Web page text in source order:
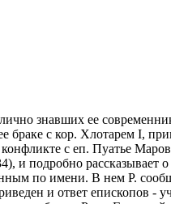
знавших ее
браке с кор. Хлотарем I,
с еп. Пуатье
и подробно рассказывает
по имени. В нем Р.
и ответ епископов -